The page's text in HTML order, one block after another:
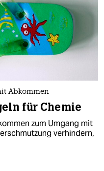
Abkommen
für Chemie
zum Umgang mit
verhindern,